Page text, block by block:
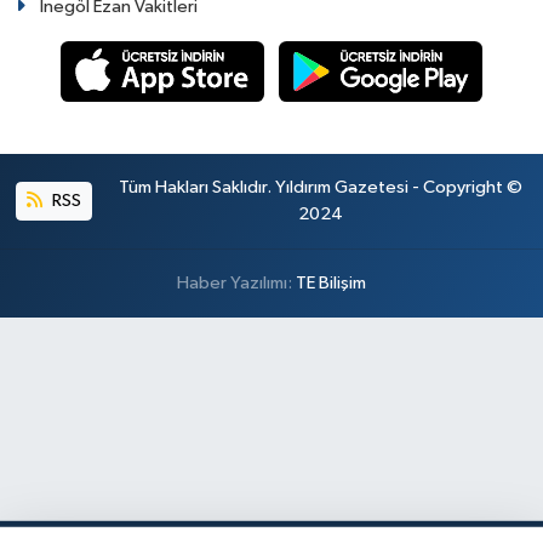
İnegöl Ezan Vakitleri
RSS
Tüm Hakları Saklıdır. Yıldırım Gazetesi - Copyright ©
2024
Haber Yazılımı: TE Bilişim